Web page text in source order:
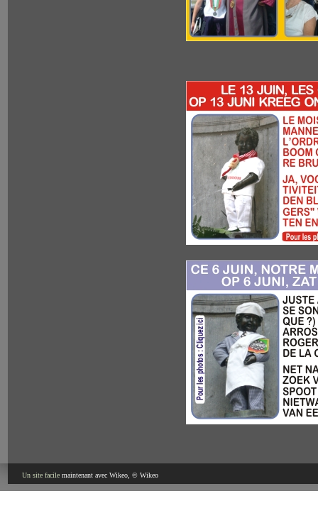
Un site facile maintenant avec Wikeo, © Wikeo